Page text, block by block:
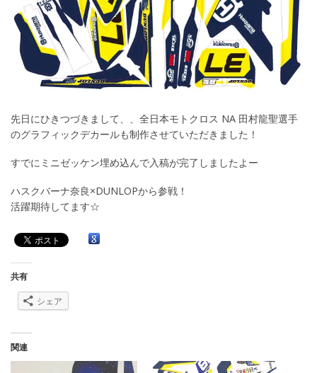
先日にひきつづきまして、、全日本モトクロス NA 田村龍聖選手
のグラフィックデカールも制作させていただきました！
すでにミニゼッケン埋め込んで入稿が完了しましたよー
ハスクバーナ奈良×DUNLOPから参戦！
活躍期待してます☆
共有
シェア
関連